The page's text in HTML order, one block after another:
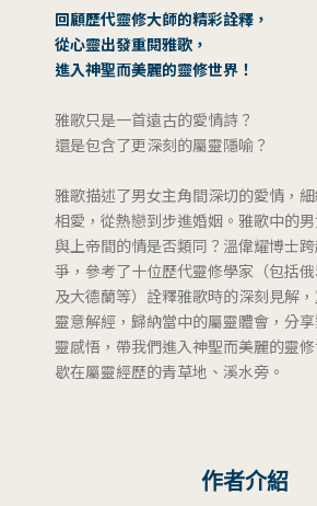
回顧歷代靈修大師的精彩詮釋，
從心靈出發重閱雅歌，
進入神聖而美麗的靈修世界！
雅歌只是一首遠古的愛情詩？
還是包含了更深刻的屬靈隱喻？
雅歌描述了男女主角間深切的愛情，
相愛，從熱戀到步進婚姻。雅歌中的
與上帝間的情是否類同？溫偉耀博士
爭，參考了十位歷代靈修學家（包括
及大德蘭等）詮釋雅歌時的深刻見解
靈意解經，歸納當中的屬靈體會，分
靈感悟，帶我們進入神聖而美麗的靈
歇在屬靈經歷的青草地、溪水旁。
作者介紹